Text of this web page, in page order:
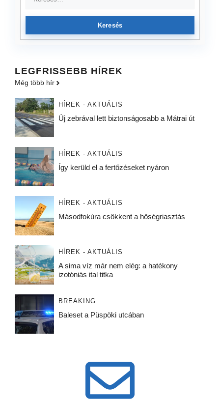
Keresés
LEGFRISSEBB HÍREK
Még több hír
HÍREK - AKTUÁLIS
Új zebrával lett biztonságosabb a Mátrai út
HÍREK - AKTUÁLIS
Így kerüld el a fertőzéseket nyáron
HÍREK - AKTUÁLIS
Másodfokúra csökkent a hőségriasztás
HÍREK - AKTUÁLIS
A sima víz már nem elég: a hatékony
izotóniás ital titka
BREAKING
Baleset a Püspöki utcában